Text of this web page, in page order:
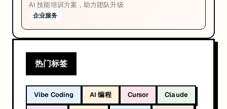
AI 技能培训方案，助力团队升级
企业服务
热门标签
Vibe Coding AI 编程 Cursor Claude